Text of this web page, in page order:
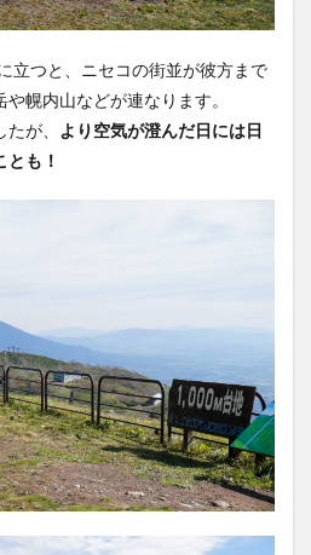
立つと、ニセコの街並が彼方まで
幌内山などが連なります。
が、
より空気が澄んだ日には日
も！